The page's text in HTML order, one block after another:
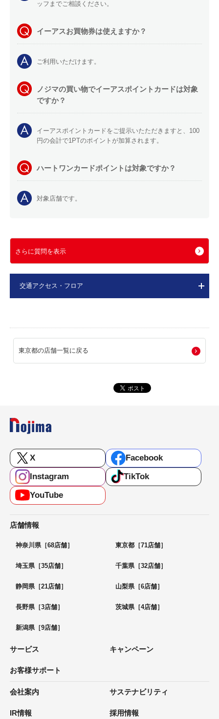
ッフまでご相談ください。
イーアスお買物券は使えますか？
ご利用いただけます。
ノジマの買い物でイーアスポイントカードは対象
ですか？
イーアスポイントカードをご提示いたただきますと、100
円の会計で1PTのポイントが加算されます。
ハートワンカードポイントは対象ですか？
対象店舗です。
さらに質問を表示
交通アクセス・フロア
東京都の店舗一覧に戻る
X
Facebook
Instagram
TikTok
YouTube
店舗情報
神奈川県［68店舗］ 東京都［71店舗］
埼玉県［35店舗］ 千葉県［32店舗］
静岡県［21店舗］ 山梨県［6店舗］
長野県［3店舗］ 茨城県［4店舗］
新潟県［9店舗］
サービス キャンペーン
お客様サポート
会社案内 サステナビリティ
IR情報 採用情報